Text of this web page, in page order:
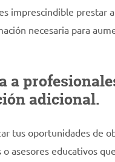
imprescindible prestar
necesaria para
a
adicional.
tus oportunidades de
o asesores educativos